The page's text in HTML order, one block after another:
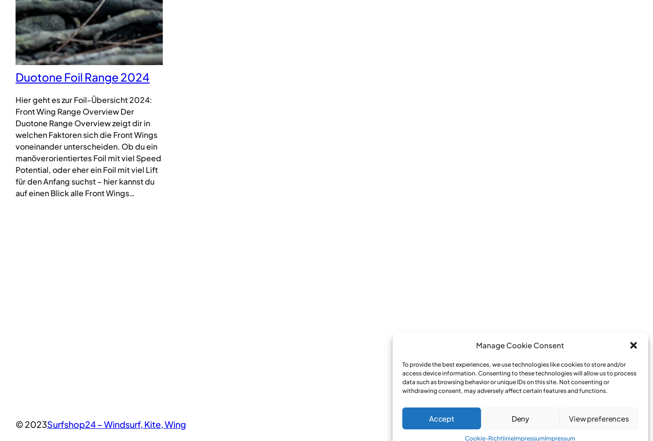
Manage Cookie Consent
To provide the best experiences, we use technologies like cookies to store and/or
access device information. Consenting to these technologies will allow us to process
data such as browsing behavior or unique IDs on this site. Not consenting or
withdrawing consent, may adversely affect certain features and functions.
Accept Deny View preferences
Cookie-RichtlinieImpressumImpressum
Duotone Foil Range 2024
Hier geht es zur Foil-Übersicht 2024:
Front Wing Range Overview Der
Duotone Range Overview zeigt dir in
welchen Faktoren sich die Front Wings
voneinander unterscheiden. Ob du ein
manöverorientiertes Foil mit viel Speed
Potential, oder eher ein Foil mit viel Lift
für den Anfang suchst – hier kannst du
auf einen Blick alle Front Wings…
© 2023Surfshop24 – Windsurf, Kite, Wing Impressum